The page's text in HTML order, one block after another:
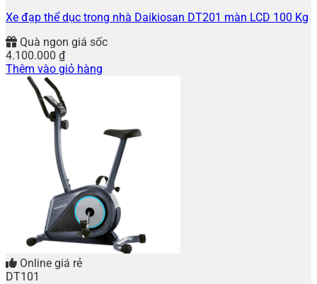
Xe đạp thể dục trong nhà Daikiosan DT201 màn LCD 100 Kg
Quà ngon giá sốc
4.100.000 ₫
Thêm vào giỏ hàng
Online giá rẻ
DT101